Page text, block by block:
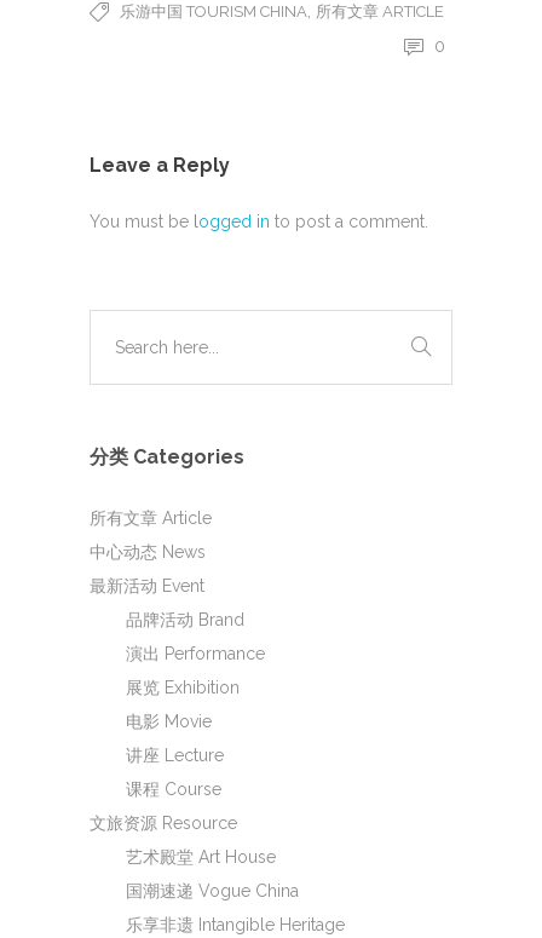
乐游中国 TOURISM CHINA 所有文章 ARTICLE
0
Leave a Reply
You must be logged in to post a comment.
分类 Categories
所有文章 Article
中心动态 News
最新活动 Event
品牌活动 Brand
演出 Performance
展览 Exhibition
电影 Movie
讲座 Lecture
课程 Course
文旅资源 Resource
艺术殿堂 Art House
国潮速递 Vogue China
乐享非遗 Intangible Heritage